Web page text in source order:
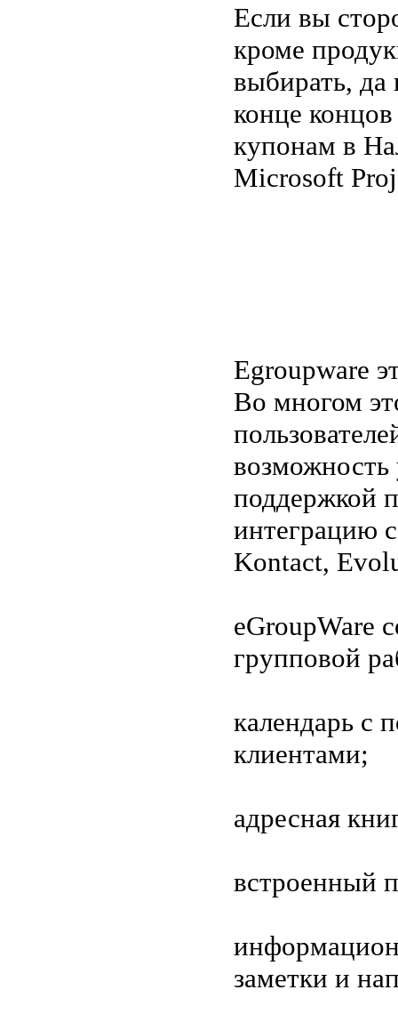
Если вы
кроме
выбирать, да
конце
купонам в
Microsoft
Egroupware
Во многом
возможность
поддержкой
интеграцию
Kontact,
eGroupWare
групповой
календарь с
клиентами;
адресная
встроенный
заметки и